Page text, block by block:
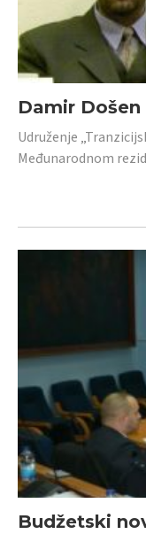
Damir
Udruženje
Međunarodnom
Budžetski